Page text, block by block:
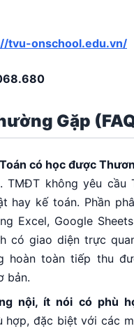
tvu-onschool.edu.vn/
Gặp
có học được
TMĐT không yêu cầu
hay kế toán. Phần
Excel, Google
có giao diện trực
hoàn toàn tiếp thu
bản.
nội, ít nói có phù
hợp, đặc biệt với các